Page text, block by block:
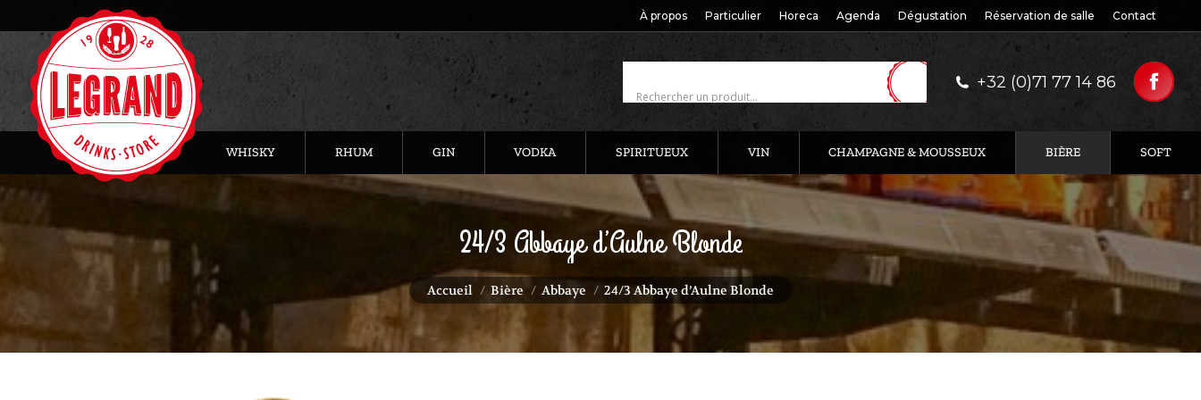
À propos Particulier Horeca Agenda Dégustation Réservation de salle Contact
+32 (0)71 77 14 86
WHISKY RHUM GIN VODKA SPIRITUEUX VIN CHAMPAGNE & MOUSSEUX BIÈRE SOFT
24/3 Abbaye d’Aulne Blonde
Vous êtes ici :
Accueil Bière Abbaye 24/3 Abbaye d’Aulne Blonde